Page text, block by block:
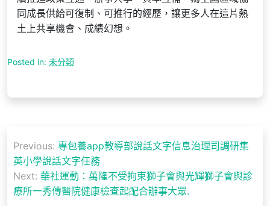
同成長供給可復制、可推行的經歷，讓更多人在這片熱
土上共享機會、成績幻想。
Posted in: 未分類
章
導
覽
Previous: 專包養app教導部說話文字信息治理司調研集
英小學說話文字任務
Next: 華社運動：萬隆不受拘束獅子會與光輝獅子會與診
療所一秀傳醫院健康檢查起配合辦事大眾.